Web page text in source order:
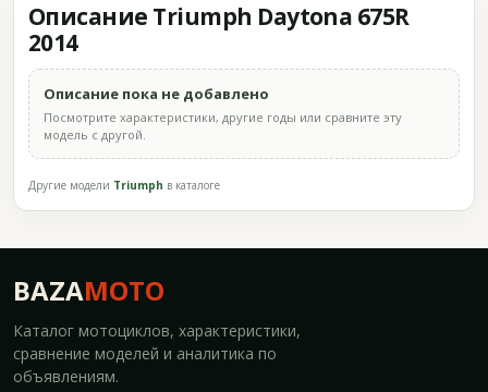
Описание Triumph Daytona 675R
2014
Описание пока не добавлено
Посмотрите характеристики, другие годы или сравните эту
модель с другой.
Другие модели Triumph в каталоге
BAZAMOTO
Каталог мотоциклов, характеристики,
сравнение моделей и аналитика по
объявлениям.